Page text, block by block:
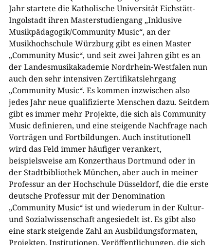
Jahr startete die Katholische Universität Eichstätt-
Ingolstadt ihren Masterstudiengang „Inklusive
Musikpädagogik/Community Music“, an der
Musikhochschule Würzburg gibt es einen Master
„Community Music“, und seit zwei Jahren gibt es an
der Landesmusikakademie Nordrhein-Westfalen nun
auch den sehr intensiven Zertifikatslehrgang
„Community Music“. Es kommen inzwischen also
jedes Jahr neue qualifizierte Menschen dazu. Seitdem
gibt es immer mehr Projekte, die sich als Community
Music definieren, und eine steigende Nachfrage nach
Vorträgen und Fortbildungen. Auch institutionell
wird das Feld immer häufiger verankert,
beispielsweise am Konzerthaus Dortmund oder in
der Stadtbibliothek München, aber auch in meiner
Professur an der Hochschule Düsseldorf, die die erste
deutsche Professur mit der Denomination
„Community Music“ ist und wiederum in der Kultur-
und Sozialwissenschaft angesiedelt ist. Es gibt also
eine stark steigende Zahl an Ausbildungsformaten,
Projekten, Institutionen, Veröffentlichungen, die sich